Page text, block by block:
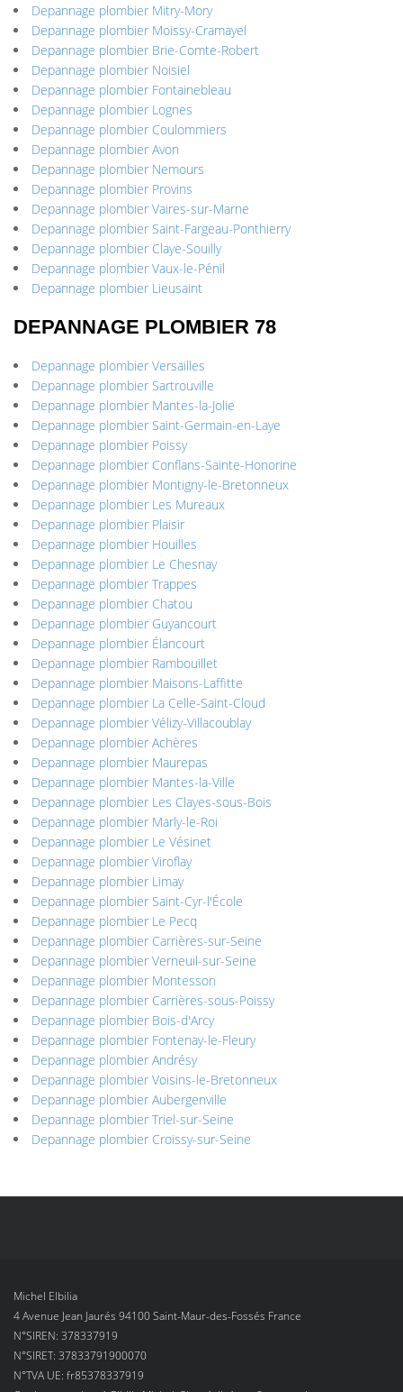
Depannage plombier Mitry-Mory
Depannage plombier Moissy-Cramayel
Depannage plombier Brie-Comte-Robert
Depannage plombier Noisiel
Depannage plombier Fontainebleau
Depannage plombier Lognes
Depannage plombier Coulommiers
Depannage plombier Avon
Depannage plombier Nemours
Depannage plombier Provins
Depannage plombier Vaires-sur-Marne
Depannage plombier Saint-Fargeau-Ponthierry
Depannage plombier Claye-Souilly
Depannage plombier Vaux-le-Pénil
Depannage plombier Lieusaint
DEPANNAGE PLOMBIER 78
Depannage plombier Versailles
Depannage plombier Sartrouville
Depannage plombier Mantes-la-Jolie
Depannage plombier Saint-Germain-en-Laye
Depannage plombier Poissy
Depannage plombier Conflans-Sainte-Honorine
Depannage plombier Montigny-le-Bretonneux
Depannage plombier Les Mureaux
Depannage plombier Plaisir
Depannage plombier Houilles
Depannage plombier Le Chesnay
Depannage plombier Trappes
Depannage plombier Chatou
Depannage plombier Guyancourt
Depannage plombier Élancourt
Depannage plombier Rambouillet
Depannage plombier Maisons-Laffitte
Depannage plombier La Celle-Saint-Cloud
Depannage plombier Vélizy-Villacoublay
Depannage plombier Achères
Depannage plombier Maurepas
Depannage plombier Mantes-la-Ville
Depannage plombier Les Clayes-sous-Bois
Depannage plombier Marly-le-Roi
Depannage plombier Le Vésinet
Depannage plombier Viroflay
Depannage plombier Limay
Depannage plombier Saint-Cyr-l'École
Depannage plombier Le Pecq
Depannage plombier Carrières-sur-Seine
Depannage plombier Verneuil-sur-Seine
Depannage plombier Montesson
Depannage plombier Carrières-sous-Poissy
Depannage plombier Bois-d'Arcy
Depannage plombier Fontenay-le-Fleury
Depannage plombier Andrésy
Depannage plombier Voisins-le-Bretonneux
Depannage plombier Aubergenville
Depannage plombier Triel-sur-Seine
Depannage plombier Croissy-sur-Seine
Michel Elbilia
4 Avenue Jean Jaurés 94100 Saint-Maur-des-Fossés France
N°SIREN: 378337919
N°SIRET: 37833791900070
N°TVA UE: fr85378337919